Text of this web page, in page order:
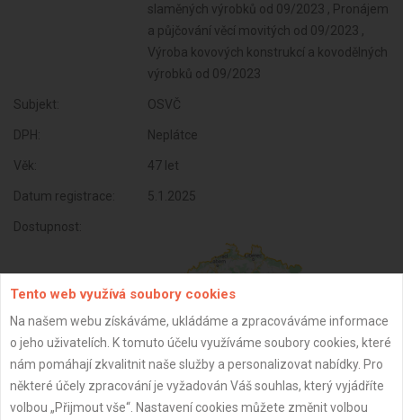
slaměných výrobků od 09/2023 , Pronájem
a půjčování věcí movitých od 09/2023 ,
Výroba kovových konstrukcí a kovodělných
výrobků od 09/2023
Subjekt: OSVČ
DPH: Neplátce
Věk: 47 let
Datum registrace: 5.1.2025
Dostupnost:
Tento web využívá soubory cookies
Na našem webu získáváme, ukládáme a zpracováváme informace
o jeho uživatelích. K tomuto účelu využíváme soubory cookies, které
nám pomáhají zkvalitnit naše služby a personalizovat nabídky. Pro
některé účely zpracování je vyžadován Váš souhlas, který vyjádříte
volbou „Přijmout vše“. Nastavení cookies můžete změnit volbou